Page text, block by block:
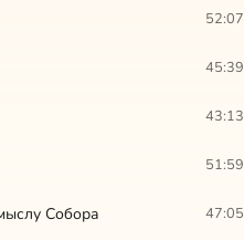
52:07
45:39
43:13
51:59
Собора 47:05